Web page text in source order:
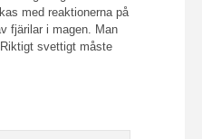
med reaktionerna på
fjärilar i magen. Man
svettigt måste